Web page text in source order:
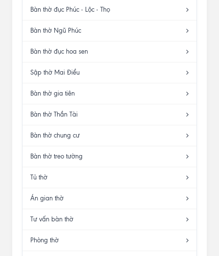
Bàn thờ đục Phúc - Lộc - Thọ
Bàn thờ Ngũ Phúc
Bàn thờ đục hoa sen
Sập thờ Mai Điểu
Bàn thờ gia tiên
Bàn thờ Thần Tài
Bàn thờ chung cư
Bàn thờ treo tường
Tủ thờ
Án gian thờ
Tư vấn bàn thờ
Phòng thờ